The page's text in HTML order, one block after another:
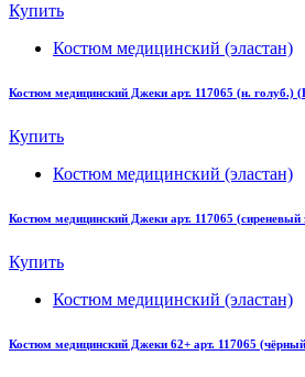
Купить
Костюм медицинский (эластан)
Костюм медицинский Джеки арт. 117065 (н. голуб.)
Купить
Костюм медицинский (эластан)
Костюм медицинский Джеки арт. 117065
Купить
Костюм медицинский (эластан)
Костюм медицинский Джеки 62+ арт. 117065